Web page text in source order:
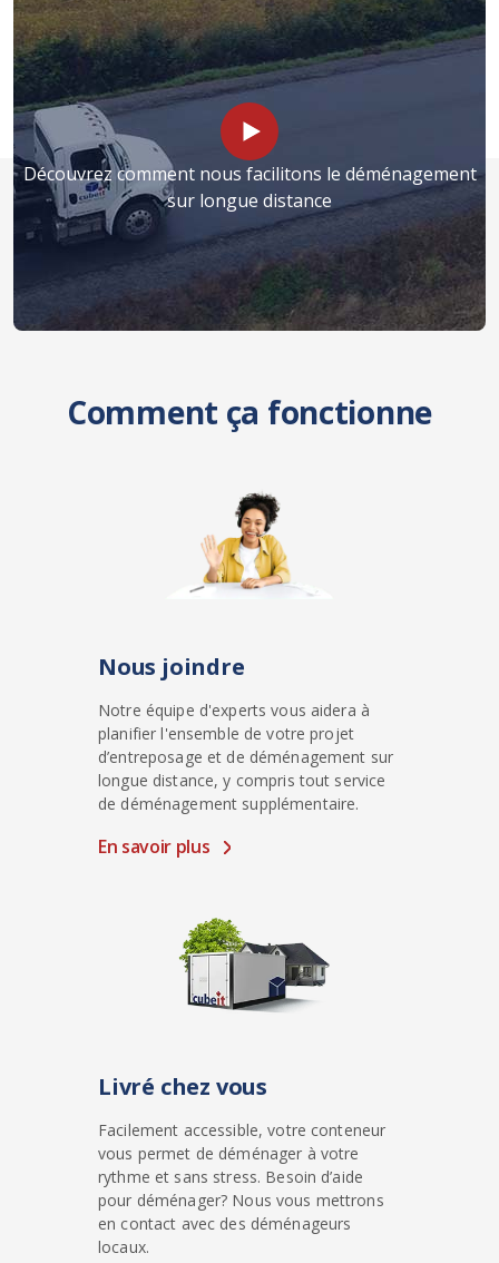
Découvrez comment nous facilitons le déménagement
sur longue distance
Comment ça fonctionne
Nous joindre
Notre équipe d'experts vous aidera à
planifier l'ensemble de votre projet
d’entreposage et de déménagement sur
longue distance, y compris tout service
de déménagement supplémentaire.
En savoir plus
Livré chez vous
Facilement accessible, votre conteneur
vous permet de déménager à votre
rythme et sans stress. Besoin d’aide
pour déménager? Nous vous mettrons
en contact avec des déménageurs
locaux.